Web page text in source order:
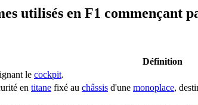
utilisés en F1 commençant
Définition
le cockpit.
en titane fixé au châssis d'une monoplace,